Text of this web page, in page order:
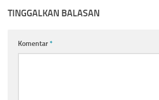
TINGGALKAN BALASAN
Komentar*